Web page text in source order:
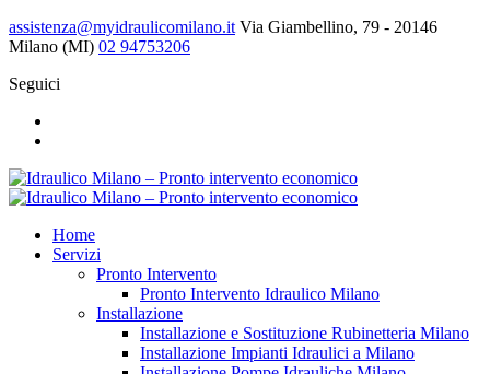
assistenza@myidraulicomilano.it Via Giambellino, 79 - 20146
Milano (MI) 02 94753206
Seguici
Home
Servizi
Pronto Intervento
Pronto Intervento Idraulico Milano
Installazione
Installazione e Sostituzione Rubinetteria Milano
Installazione Impianti Idraulici a Milano